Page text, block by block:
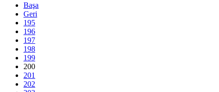
Başa
Geri
195
196
197
198
199
200
201
202